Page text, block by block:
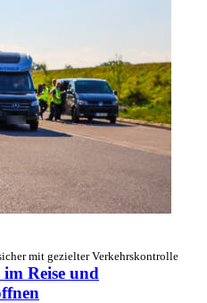
mit gezielter Verkehrskontrolle
Reise und